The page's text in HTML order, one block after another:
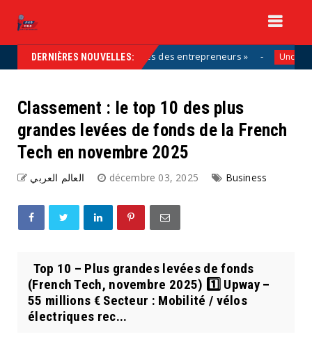
DERNIÈRES NOUVELLES:
de la solution, aux côtés des entrepreneurs » Uncategorized
Classement : le top 10 des plus
grandes levées de fonds de la French
Tech en novembre 2025
العالم العربي décembre 03, 2025 Business
Top 10 – Plus grandes levées de fonds
(French Tech, novembre 2025) 1️⃣ Upway –
55 millions € Secteur : Mobilité / vélos
électriques rec...